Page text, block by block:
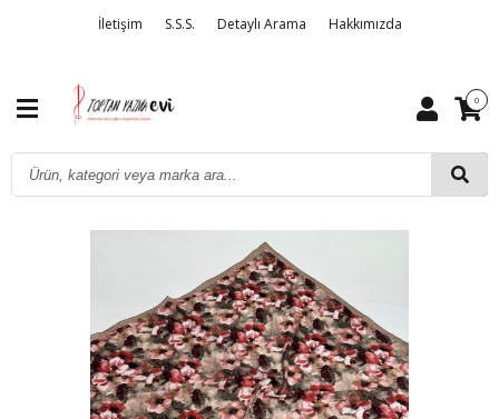
İletişim S.S.S. Detaylı Arama Hakkımızda
0